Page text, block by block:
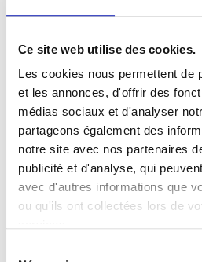
Ce site web utilise des cookies.
Les cookies nous permettent de
et les annonces, d'offrir des
médias sociaux et d'analyser
partageons également des
notre site avec nos partenaires
publicité et d'analyse, qui
avec d'autres informations que
ou qu'ils ont collectées lors de
Compétences
lunettes de simulation
noires,
une communication et
de l’environnement
la connaissance des
organisations de
L’animation des cours
des personnes aveugles
garantit leur